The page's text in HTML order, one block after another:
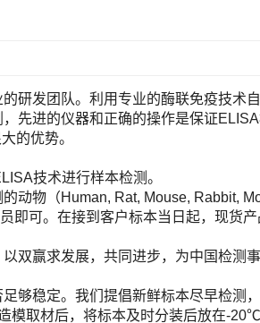
研发团队。利用专业的酶联免疫技术
先进的仪器和正确的操作是保证
的优势。
技术进行样本检测。
动物（Human, Rat, Mouse, Rabbit,
即可。在接到客户标本当日起，现货
双赢求发展，共同进步，为中国检测事
够稳定。我们提倡新鲜标本尽早检测
模取材后，将标本及时分装后放在-